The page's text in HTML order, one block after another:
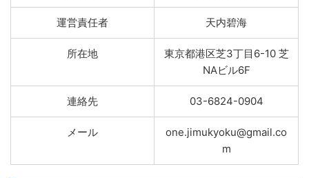
運営責任者 天内碧海
所在地
東京都港区芝3丁目6-10 芝
NAビル6F
連絡先 03-6824-0904
メール
one.jimukyoku@gmail.co
m